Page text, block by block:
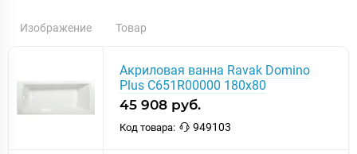
Изображение Товар
Акриловая ванна Ravak Domino
Plus C651R00000 180х80
45 908 руб.
Код товара: 949103